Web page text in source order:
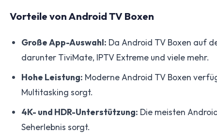
Vorteile von Android TV Boxen
Große App-Auswahl: Da Android TV Boxen auf
darunter TiviMate, IPTV Extreme und viele mehr.
Hohe Leistung: Moderne Android TV Boxen
Multitasking sorgt.
4K- und HDR-Unterstützung: Die meisten
Seherlebnis sorgt.